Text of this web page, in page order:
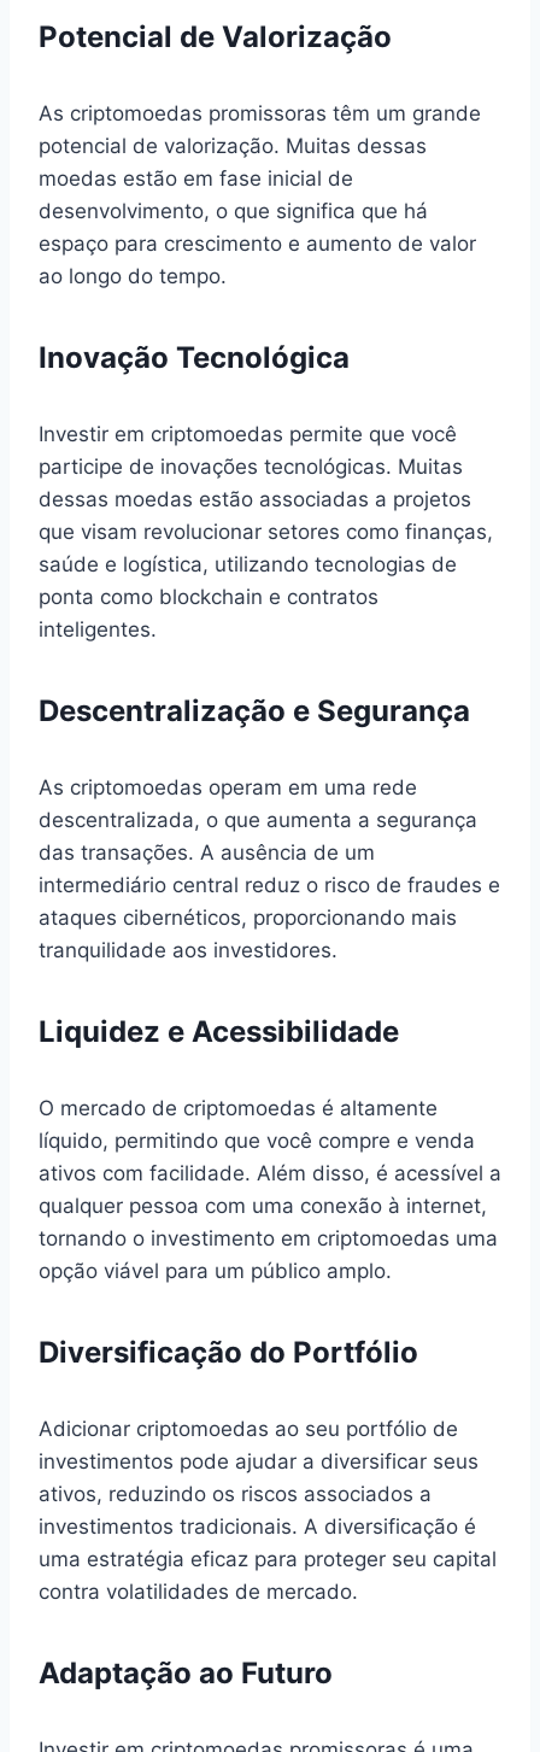
Potencial de Valorização
As criptomoedas promissoras têm um grande
potencial de valorização. Muitas dessas
moedas estão em fase inicial de
desenvolvimento, o que significa que há
espaço para crescimento e aumento de valor
ao longo do tempo.
Inovação Tecnológica
Investir em criptomoedas permite que você
participe de inovações tecnológicas. Muitas
dessas moedas estão associadas a projetos
que visam revolucionar setores como finanças,
saúde e logística, utilizando tecnologias de
ponta como blockchain e contratos
inteligentes.
Descentralização e Segurança
As criptomoedas operam em uma rede
descentralizada, o que aumenta a segurança
das transações. A ausência de um
intermediário central reduz o risco de fraudes e
ataques cibernéticos, proporcionando mais
tranquilidade aos investidores.
Liquidez e Acessibilidade
O mercado de criptomoedas é altamente
líquido, permitindo que você compre e venda
ativos com facilidade. Além disso, é acessível a
qualquer pessoa com uma conexão à internet,
tornando o investimento em criptomoedas uma
opção viável para um público amplo.
Diversificação do Portfólio
Adicionar criptomoedas ao seu portfólio de
investimentos pode ajudar a diversificar seus
ativos, reduzindo os riscos associados a
investimentos tradicionais. A diversificação é
uma estratégia eficaz para proteger seu capital
contra volatilidades de mercado.
Adaptação ao Futuro